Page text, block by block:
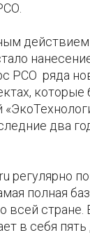
действием
РСО ряда
два
регулярно
полная
всей стране.
в себя пять